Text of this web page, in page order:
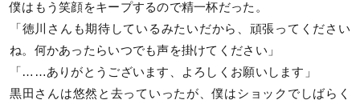
僕はもう笑顔をキープするので精一杯だった。
「徳川さんも期待しているみたいだから、頑張ってください
ね。何かあったらいつでも声を掛けてください」
「……ありがとうございます、よろしくお願いします」
黒田さんは悠然と去っていったが、僕はショックでしばらく